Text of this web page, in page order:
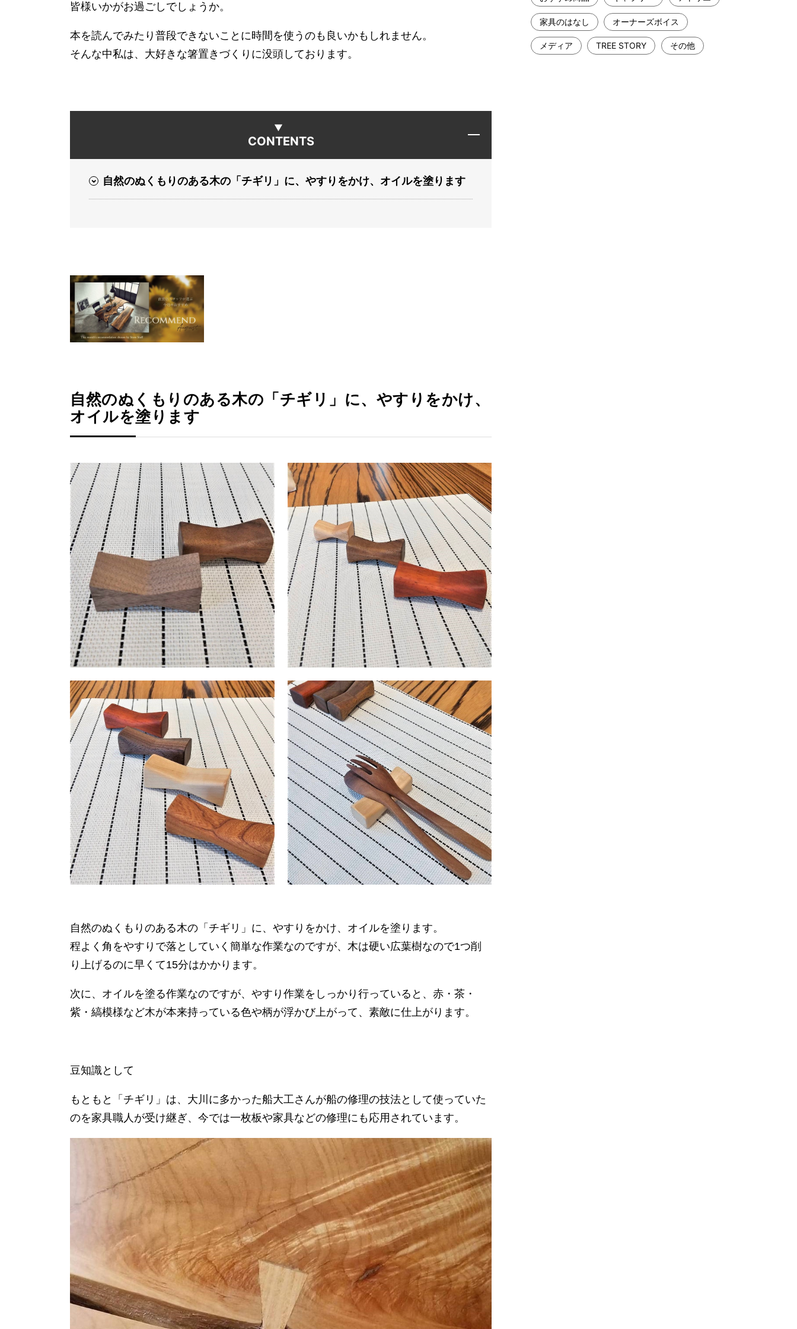
皆様いかがお過ごしでしょうか。
本を読んでみたり普段できないことに時間を使うのも良いかもしれません。
そんな中私は、大好きな箸置きづくりに没頭しております。
CONTENTS
自然のぬくもりのある木の「チギリ」に、やすりをかけ、オイルを塗ります
自然のぬくもりのある木の「チギリ」に、やすりをかけ、
オイルを塗ります
自然のぬくもりのある木の「チギリ」に、やすりをかけ、オイルを塗ります。
程よく角をやすりで落としていく簡単な作業なのですが、木は硬い広葉樹なので1つ削
り上げるのに早くて15分はかかります。
次に、オイルを塗る作業なのですが、やすり作業をしっかり行っていると、赤・茶・
紫・縞模様など木が本来持っている色や柄が浮かび上がって、素敵に仕上がります。
豆知識として
もともと「チギリ」は、大川に多かった船大工さんが船の修理の技法として使っていた
のを家具職人が受け継ぎ、今では一枚板や家具などの修理にも応用されています。
家具のはなし オーナーズボイス
メディア TREE STORY その他